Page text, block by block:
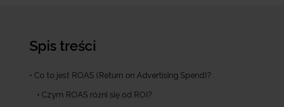
Spis treści
• Co to jest ROAS (Return on Advertising Spend)?
• Czym ROAS różni się od ROI?